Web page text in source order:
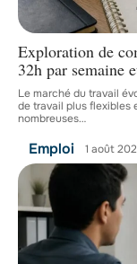
Exploration de
32h par semaine
Le marché du travail
de travail plus flexibles
nombreuses…
Emploi 1 août